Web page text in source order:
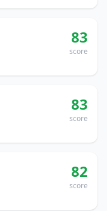
83
score
83
score
82
score